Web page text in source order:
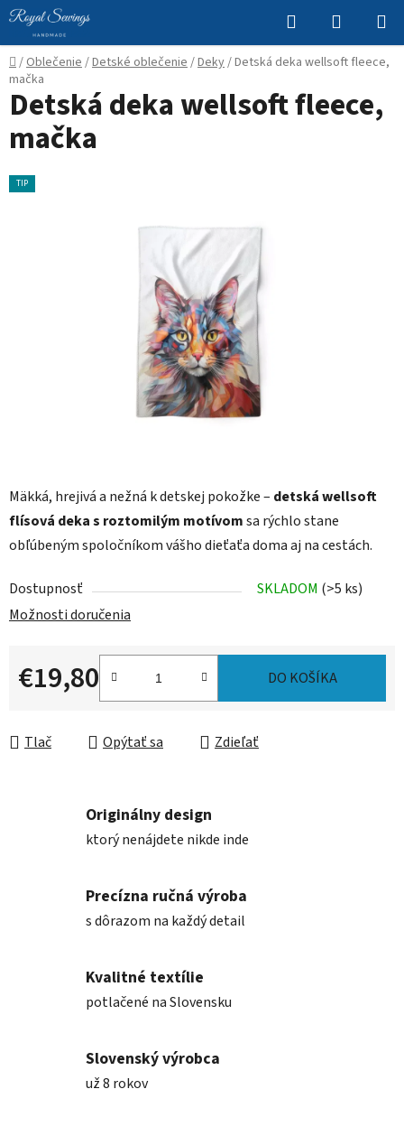
Prejsť
na
obsah
Hľadať
KOŠÍK
Domov
/Oblečenie/Detské oblečenie/Deky/Detská deka wellsoft fleece,
mačka
Mäkká, hrejivá a nežná k detskej pokožke – detská wellsoft
flísová deka s roztomilým motívomsa rýchlo stane
obľúbeným spoločníkom vášho dieťaťa doma aj na cestách.
Dostupnosť SKLADOM (>5 ks)
Možnosti doručenia
€19,80
Jednotková cena:
DO KOŠÍKA
Tlač Opýtať sa Zdieľať
Detská deka wellsoft fleece,
mačka
TIP
Originálny design
ktorý nenájdete nikde inde
Precízna ručná výroba
s dôrazom na každý detail
Kvalitné textílie
potlačené na Slovensku
Slovenský výrobca
už 8 rokov